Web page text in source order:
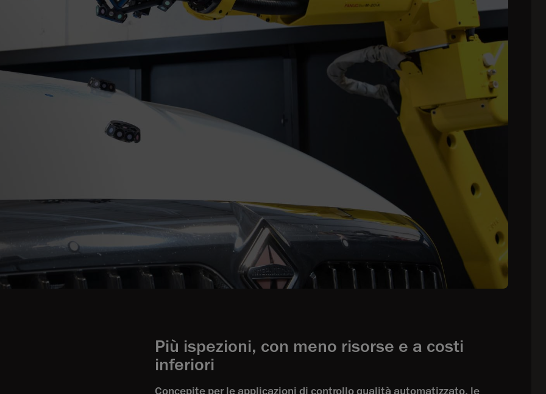
Più ispezioni, con meno risorse e a costi
inferiori
Concepite per le applicazioni di controllo qualità automatizzato, le